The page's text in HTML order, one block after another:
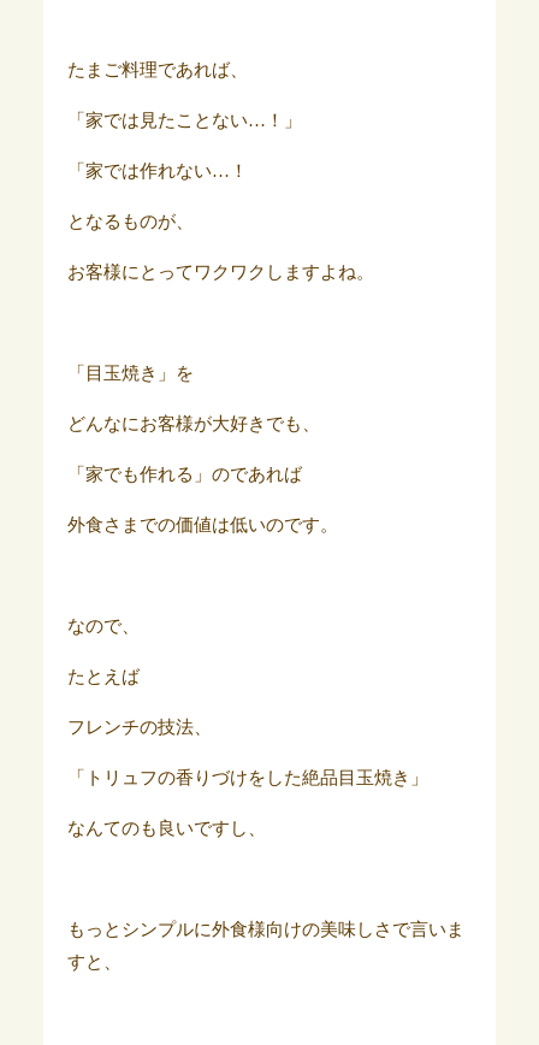
たまご料理であれば、
「家では見たことない…！」
「家では作れない…！
となるものが、
お客様にとってワクワクしますよね。
「目玉焼き」を
どんなにお客様が大好きでも、
「家でも作れる」のであれば
外食さまでの価値は低いのです。
なので、
たとえば
フレンチの技法、
「トリュフの香りづけをした絶品目玉焼き」
なんてのも良いですし、
もっとシンプルに外食様向けの美味しさで言いま
すと、